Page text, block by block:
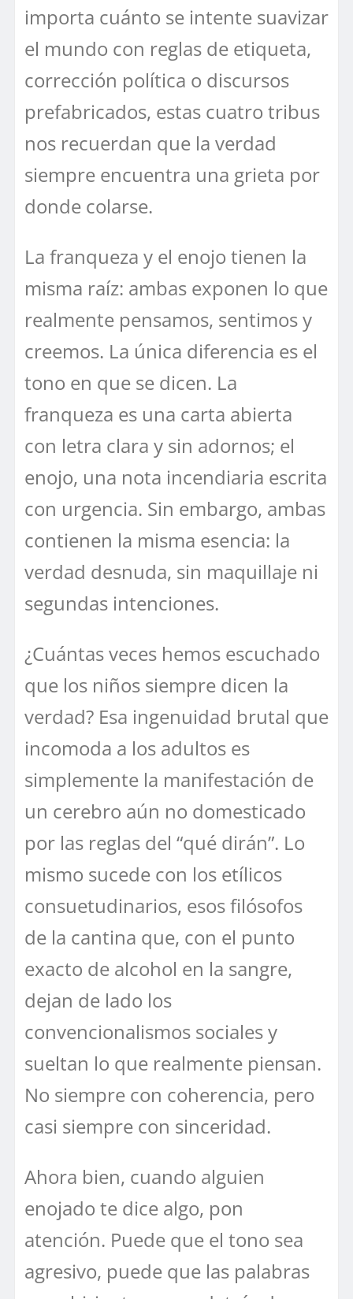
importa cuánto se intente suavizar
el mundo con reglas de etiqueta,
corrección política o discursos
prefabricados, estas cuatro tribus
nos recuerdan que la verdad
siempre encuentra una grieta por
donde colarse.
La franqueza y el enojo tienen la
misma raíz: ambas exponen lo que
realmente pensamos, sentimos y
creemos. La única diferencia es el
tono en que se dicen. La
franqueza es una carta abierta
con letra clara y sin adornos; el
enojo, una nota incendiaria escrita
con urgencia. Sin embargo, ambas
contienen la misma esencia: la
verdad desnuda, sin maquillaje ni
segundas intenciones.
¿Cuántas veces hemos escuchado
que los niños siempre dicen la
verdad? Esa ingenuidad brutal que
incomoda a los adultos es
simplemente la manifestación de
un cerebro aún no domesticado
por las reglas del “qué dirán”. Lo
mismo sucede con los etílicos
consuetudinarios, esos filósofos
de la cantina que, con el punto
exacto de alcohol en la sangre,
dejan de lado los
convencionalismos sociales y
sueltan lo que realmente piensan.
No siempre con coherencia, pero
casi siempre con sinceridad.
Ahora bien, cuando alguien
enojado te dice algo, pon
atención. Puede que el tono sea
agresivo, puede que las palabras